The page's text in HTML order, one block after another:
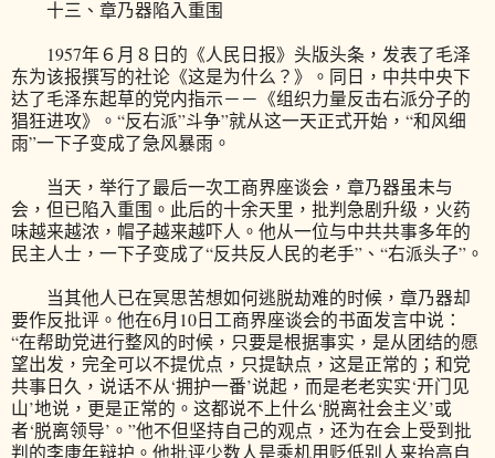
十三、章乃器陷入重围
1957年６月８日的《人民日报》头版头条，发表了毛泽
东为该报撰写的社论《这是为什么？》。同日，中共中央下
达了毛泽东起草的党内指示－－《组织力量反击右派分子的
猖狂进攻》。“反右派”斗争”就从这一天正式开始，“和风细
雨”一下子变成了急风暴雨。
当天，举行了最后一次工商界座谈会，章乃器虽未与
会，但已陷入重围。此后的十余天里，批判急剧升级，火药
味越来越浓，帽子越来越吓人。他从一位与中共共事多年的
民主人士，一下子变成了“反共反人民的老手”、“右派头子”。
当其他人已在冥思苦想如何逃脱劫难的时候，章乃器却
要作反批评。他在6月10日工商界座谈会的书面发言中说：
“在帮助党进行整风的时候，只要是根据事实，是从团结的愿
望出发，完全可以不提优点，只提缺点，这是正常的；和党
共事日久，说话不从‘拥护一番’说起，而是老老实实‘开门见
山’地说，更是正常的。这都说不上什么‘脱离社会主义’或
者‘脱离领导’。”他不但坚持自己的观点，还为在会上受到批
判的李康年辩护。他批评少数人是乘机用贬低别人来抬高自